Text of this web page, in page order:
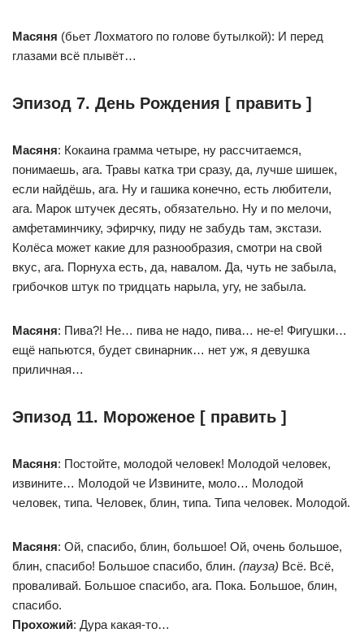
Масяня (бьет Лохматого по голове бутылкой): И перед
глазами всё плывёт…
Эпизод 7. День Рождения [ править ]
Масяня: Кокаина грамма четыре, ну рассчитаемся,
понимаешь, ага. Травы катка три сразу, да, лучше шишек,
если найдёшь, ага. Ну и гашика конечно, есть любители,
ага. Марок штучек десять, обязательно. Ну и по мелочи,
амфетаминчику, эфирчку, пиду не забудь там, экстази.
Колёса может какие для разнообразия, смотри на свой
вкус, ага. Порнуха есть, да, навалом. Да, чуть не забыла,
грибочков штук по тридцать нарыла, угу, не забыла.
Масяня: Пива?! Не… пива не надо, пива… не-е! Фигушки…
ещё напьются, будет свинарник… нет уж, я девушка
приличная…
Эпизод 11. Мороженое [ править ]
Масяня: Постойте, молодой человек! Молодой человек,
извините… Молодой че Извините, моло… Молодой
человек, типа. Человек, блин, типа. Типа человек. Молодой.
Масяня: Ой, спасибо, блин, большое! Ой, очень большое,
блин, спасибо! Большое спасибо, блин. (пауза) Всё. Всё,
проваливай. Большое спасибо, ага. Пока. Большое, блин,
спасибо.
Прохожий: Дура какая-то…